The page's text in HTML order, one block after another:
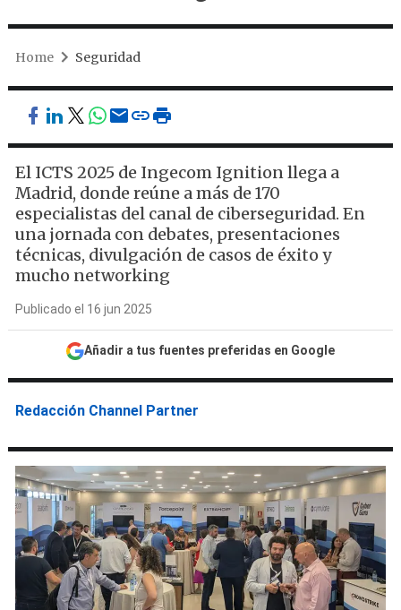
Home Seguridad
El ICTS 2025 de Ingecom Ignition llega a
Madrid, donde reúne a más de 170
especialistas del canal de ciberseguridad. En
una jornada con debates, presentaciones
técnicas, divulgación de casos de éxito y
mucho networking
Publicado el 16 jun 2025
Añadir a tus fuentes preferidas en Google
Redacción Channel Partner